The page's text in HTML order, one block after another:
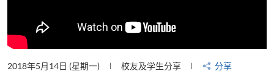
2018年5月14日 (星期一) 校友及学生分享 分享